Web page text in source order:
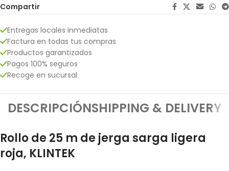
Compartir
Entregas locales inmediatas
Factura en todas tus compras
Productos garantizados
Pagos 100% seguros
Recoge en sucursal
DESCRIPCIÓNSHIPPING & DELIVERY
Rollo de 25 m de jerga sarga ligera
roja, KLINTEK